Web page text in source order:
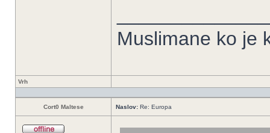
Muslimane ko je
Vrh
Cort0 Maltese Naslov: Re: Europa